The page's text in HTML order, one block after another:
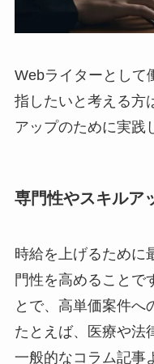
Webライターとして
指したいと考える方
アップのために実践
専門性やスキルア
時給を上げるために
門性を高めることで
とで、高単価案件へ
たとえば、医療や法
一般的なコラム記事